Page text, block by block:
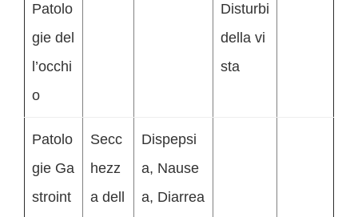
Patolo
gie del
l’occhi
o
Disturbi
della vi
sta
Patolo
gie Ga
stroint
Secc
hezz
a dell
Dispepsi
a, Nause
a, Diarrea